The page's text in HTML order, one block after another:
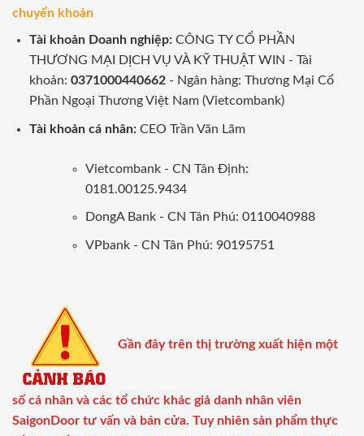
chuyển khoản
Tài khoản Doanh nghiệp:CÔNG TY CỔ PHẦN
THƯƠNG MẠI DỊCH VỤ VÀ KỸ THUẬT WIN - Tài
khoản: 0371000440662- Ngân hàng: Thương Mại Cổ
Phần Ngoại Thương Việt Nam (Vietcombank)
Tài khoản cá nhân: CEO Trần Văn Lãm
Vietcombank - CN Tân Định:
0181.00125.9434
DongA Bank - CN Tân Phú: 0110040988
VPbank - CN Tân Phú: 90195751
Gần đây trên thị trường xuất hiện một
số cá nhân và các tổ chức khác giả danh nhân viên
SaigonDoor tư vấn và bán cửa. Tuy nhiên sản phẩm thực